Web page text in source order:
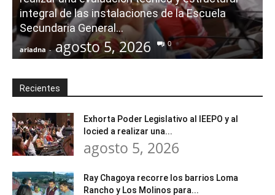
integral de las instalaciones de la Escuela
Secundaria General...
ariadna - agosto 5, 2026 0
Recientes
Exhorta Poder Legislativo al IEEPO y al
Iocied a realizar una...
agosto 5, 2026
Ray Chagoya recorre los barrios Loma
Rancho y Los Molinos para...